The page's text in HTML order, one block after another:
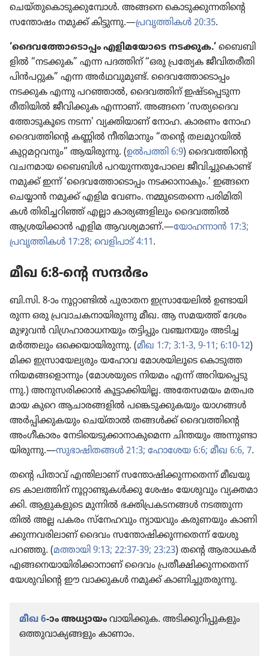
ചെയ്‌തു​കൊ​ടു​ക്കു​മ്പോൾ. അങ്ങനെ കൊടു​ക്കു​ന്ന​തി​ന്റെ
സന്തോഷം നമുക്ക്‌ കിട്ടുന്നു.—പ്രവൃ​ത്തി​കൾ 20:35.
‘ദൈവ​ത്തോ​ടൊ​പ്പം എളിമ​യോ​ടെ നടക്കുക.’ ബൈബി​
ളിൽ “നടക്കുക” എന്ന പദത്തിന്‌ “ഒരു പ്രത്യേക ജീവി​ത​രീ​തി
പിൻപ​റ്റുക” എന്ന അർഥവു​മുണ്ട്‌. ദൈവ​ത്തോ​ടൊ​പ്പം
നടക്കുക എന്നു പറഞ്ഞാൽ, ദൈവ​ത്തിന്‌ ഇഷ്ടപ്പെ​ടുന്ന
രീതി​യിൽ ജീവി​ക്കുക എന്നാണ്‌. അങ്ങനെ ‘സത്യ​ദൈ​വ​
ത്തോ​ടു​കൂ​ടെ നടന്ന’ വ്യക്തി​യാണ്‌ നോഹ. കാരണം നോഹ
ദൈവ​ത്തി​ന്റെ കണ്ണിൽ നീതി​മാ​നും “തന്റെ തലമു​റ​യിൽ
കുറ്റമ​റ്റ​വ​നും” ആയിരു​ന്നു. (ഉൽപത്തി 6:9) ദൈവ​ത്തി​ന്റെ
വചനമായ ബൈബിൾ പറയു​ന്ന​തു​പോ​ലെ ജീവി​ച്ചു​കൊണ്ട്‌
നമുക്ക്‌ ഇന്ന്‌ ‘ദൈവ​ത്തോ​ടൊ​പ്പം നടക്കാ​നാ​കും.’ ഇങ്ങനെ
ചെയ്യാൻ നമുക്ക്‌ എളിമ വേണം. നമ്മു​ടെ​തന്നെ പരിമി​തി​
കൾ തിരി​ച്ച​റിഞ്ഞ്‌ എല്ലാ കാര്യ​ങ്ങ​ളി​ലും ദൈവ​ത്തിൽ
ആശ്രയി​ക്കാൻ എളിമ ആവശ്യ​മാണ്‌.—യോഹ​ന്നാൻ 17:3;
പ്രവൃ​ത്തി​കൾ 17:28; വെളി​പാട്‌ 4:11.
മീഖ 6:8-ന്റെ സന്ദർഭം
ബി.സി. 8-ാം നൂറ്റാ​ണ്ടിൽ പുരാതന ഇസ്രാ​യേ​ലിൽ ഉണ്ടായി​
രുന്ന ഒരു പ്രവാ​ച​ക​നാ​യി​രു​ന്നു മീഖ. ആ സമയത്ത്‌ ദേശം
മുഴുവൻ വിഗ്ര​ഹാ​രാ​ധ​ന​യും തട്ടിപ്പും വഞ്ചനയും അടിച്ച​
മർത്ത​ലും ഒക്കെയാ​യി​രു​ന്നു. (മീഖ 1:7; 3:1-3, 9-11; 6:10-12)
മിക്ക ഇസ്രാ​യേ​ല്യ​രും യഹോവ മോശ​യി​ലൂ​ടെ കൊടുത്ത
നിയമ​ങ്ങ​ളൊ​ന്നും (മോശ​യു​ടെ നിയമം എന്ന്‌ അറിയ​പ്പെ​ടു​
ന്നു.) അനുസ​രി​ക്കാൻ കൂട്ടാ​ക്കി​യില്ല. അതേസ​മയം മതപര​
മായ കുറെ ആചാര​ങ്ങ​ളിൽ പങ്കെടു​ക്കു​ക​യും യാഗങ്ങൾ
അർപ്പി​ക്കു​ക​യും ചെയ്‌താൽ തങ്ങൾക്ക്‌ ദൈവ​ത്തി​ന്റെ
അംഗീ​കാ​രം നേടി​യെ​ടു​ക്കാ​നാ​കു​മെന്ന ചിന്തയും അന്നുണ്ടാ​
യി​രു​ന്നു.—സുഭാ​ഷി​തങ്ങൾ 21:3; ഹോശേയ 6:6; മീഖ 6:6, 7.
തന്റെ പിതാവ്‌ എന്തിലാണ്‌ സന്തോ​ഷി​ക്കു​ന്ന​തെന്ന്‌ മീഖയു​
ടെ കാലത്തിന്‌ നൂറ്റാ​ണ്ടു​കൾക്കു ശേഷം യേശു​വും വ്യക്തമാ​
ക്കി. ആളുക​ളു​ടെ മുന്നിൽ ഭക്തി​പ്ര​ക​ട​നങ്ങൾ നടത്തു​ന്ന​
തിൽ അല്ല പകരം സ്‌നേ​ഹ​വും ന്യായ​വും കരുണ​യും കാണി​
ക്കു​ന്ന​വ​രി​ലാണ്‌ ദൈവം സന്തോ​ഷി​ക്കു​ന്ന​തെന്ന്‌ യേശു
പറഞ്ഞു. (മത്തായി 9:13; 22:37-39; 23:23) തന്റെ ആരാധകർ
എങ്ങനെ​യാ​യി​രി​ക്കാ​നാണ്‌ ദൈവം പ്രതീ​ക്ഷി​ക്കു​ന്ന​തെന്ന്‌
യേശു​വി​ന്റെ ഈ വാക്കുകൾ നമുക്ക്‌ കാണി​ച്ചു​ത​രു​ന്നു.
മീഖ 6-ാം അധ്യായം വായി​ക്കുക. അടിക്കു​റി​പ്പു​ക​ളും
ഒത്തുവാ​ക്യ​ങ്ങ​ളും കാണാം.